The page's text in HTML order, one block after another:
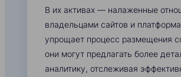
В их активах — налаженные
владельцами сайтов и
упрощает процесс размещения
они могут предлагать более
аналитику, отслеживая